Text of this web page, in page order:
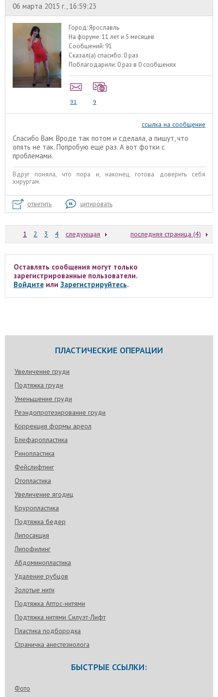
06 марта 2015 г., 16:59:23
Город:Ярославль
На форуме:11 лет и 5 месяцев
Сообщений: 91
Сказал(а) спасибо: 0 раз
Поблагодарили: 0 раз в 0 сообщенях
91 9
ссылка на сообщение
Спасибо Вам. Вроде так потом и сделала, а пишут, что
опять не так. Попробую еще раз. А вот фотки с
проблемами.
Вдруг поняла, что пора и, наконец, готова доверить себя
хирургам.
ответить цитировать
1 2 3 4 следующая последняя страница (4)
Оставлять сообщения могут только
зарегистрированные пользователи.
Войдитеили Зарегистрируйтесь.
ПЛАСТИЧЕСКИЕ ОПЕРАЦИИ
Увеличение груди
Подтяжка груди
Уменьшение груди
Реэндопротезирование груди
Коррекция формы ареол
Блефаропластика
Ринопластика
Фейслифтинг
Отопластика
Увеличение ягодиц
Круропластика
Подтяжка бедер
Липосакция
Липофилинг
Абдоминопластика
Удаление рубцов
Золотые нити
Подтяжка Аптос-нитями
Подтяжка нитями Силуэт-Лифт
Пластика подбородка
Страничка анестезиолога
БЫСТРЫЕ ССЫЛКИ:
Фото